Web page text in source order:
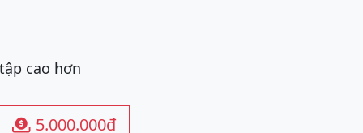
cao hơn
 5.000.000đ